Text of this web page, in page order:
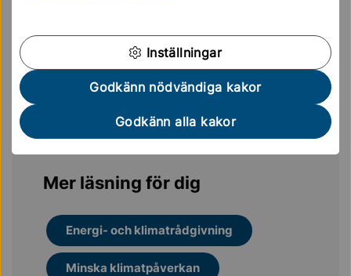
Inställningar
Godkänn nödvändiga kakor
Godkänn alla kakor
andra vattendrag.
Klimatkommunerna
Mer läsning för dig
Energi- och klimatrådgivning
Minska klimatpåverkan